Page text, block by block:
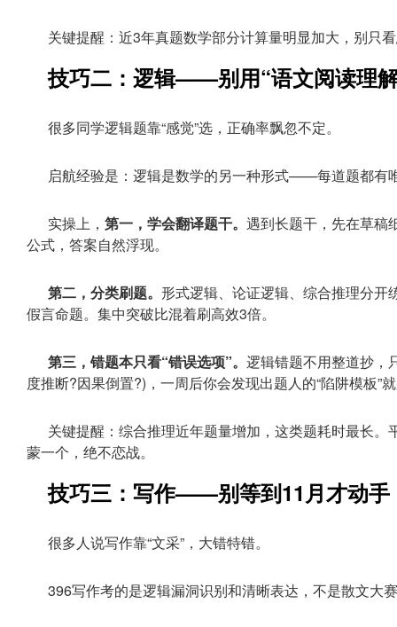
关键提醒：近3年真题数学部分计算量明显加大，别只
技巧二：逻辑——别用“语文阅读理
很多同学逻辑题靠“感觉”选，正确率飘忽不定。
启航经验是：逻辑是数学的另一种形式——每道题都有
实操上， 第一，学会翻译题干。 遇到长题干，先在草稿
公式，答案自然浮现。
第二，分类刷题。 形式逻辑、论证逻辑、综合推理分开
假言命题。集中突破比混着刷高效3倍。
第三，错题本只看“错误选项”。 逻辑错题不用整道抄，
度推断?因果倒置?)，一周后你会发现出题人的“陷阱模板”
关键提醒：综合推理近年题量增加，这类题耗时最长
蒙一个，绝不恋战。
技巧三：写作——别等到11月才动手
很多人说写作靠“文采”，大错特错。
396写作考的是逻辑漏洞识别和清晰表达，不是散文大